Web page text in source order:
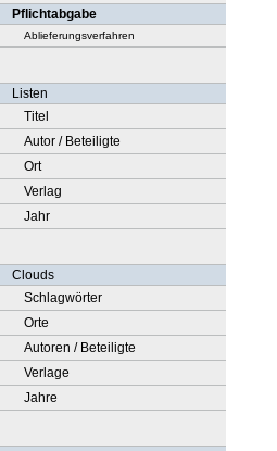
Pflichtabgabe
Ablieferungsverfahren
Listen
Titel
Autor / Beteiligte
Ort
Verlag
Jahr
Clouds
Schlagwörter
Orte
Autoren / Beteiligte
Verlage
Jahre